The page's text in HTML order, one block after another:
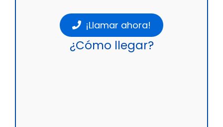
¡Llamar ahora!
¿Cómo llegar?